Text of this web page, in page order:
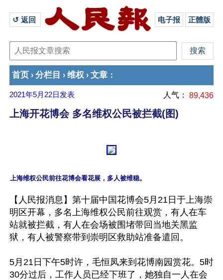
↺ 返回 电子报 正體版
首页 › 分栏目 › 维权 › 文章 ：
2021年5月22日 发表 人气： 89,436
上海开花博会 多名维权公民被拦截(图)
【人民报消息】第十届中国花博会5月21日于上海崇
明区开幕，多名上海维权公民前往观赏，有人在车
站就被拦截，有人在会场被围堵带回当地关黑监
狱，有人被警察带到崇明区救助站准备遣回。
5月21日下午5时许，毛恒凤来到花博南园赏花。5时
30分过后，工作人员已经下班了，她独自一人在会